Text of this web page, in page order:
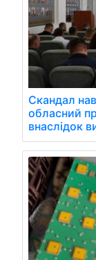
Скандал
обласний
внаслідок